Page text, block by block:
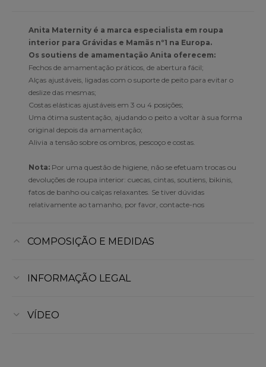
Anita Maternity é a marca especialista em roupa
interior para Grávidas e Mamãs nº1 na Europa.
Os soutiens de amamentação Anita oferecem:
Fechos de amamentação práticos, de abertura fácil;
Alças ajustáveis, ligadas com o suporte de peito para evitar o
deslize das mesmas;
Costas elásticas ajustáveis em 3 ou 4 posições;
Uma ótima sustentação, ajudando o peito a voltar à sua forma
original depois da amamentação;
Alivia a tensão sobre os ombros, pescoço e costas.
Nota: Por uma questão de higiene, não se efetuam trocas ou
devoluções de roupa interior: cuecas, cintas, soutiens, bikinis,
fatos de banho ou calças relaxantes. Se tiver dúvidas
relativamente ao tamanho, por favor, contacte-nos
COMPOSIÇÃO E MEDIDAS
INFORMAÇÃO LEGAL
VÍDEO